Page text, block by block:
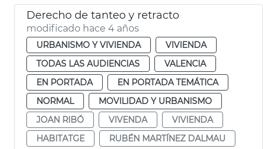
Derecho de tanteo y retracto
modificado hace 4 años
URBANISMO Y VIVIENDA
VIVIENDA
TODAS LAS AUDIENCIAS
VALENCIA
EN PORTADA
EN PORTADA TEMÁTICA
NORMAL
MOVILIDAD Y URBANISMO
JOAN RIBÓ
VIVENDA
VIVIENDA
HABITATGE
RUBÉN MARTÍNEZ DALMAU